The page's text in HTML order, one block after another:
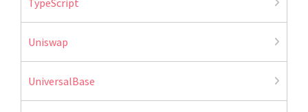
Uniswap
UniversalBase